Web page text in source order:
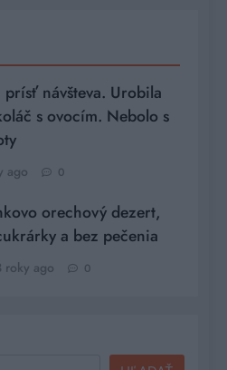
prísť návšteva. Urobila
s ovocím. Nebolo s
ago 0
orechový dezert,
a bez pečenia
roky ago 0